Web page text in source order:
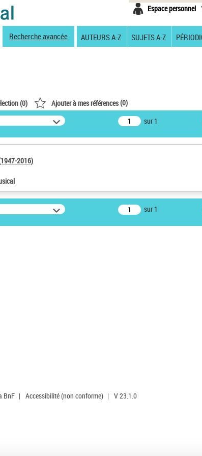
Espace personnel
Recherche avancée AUTEURS A-Z SUJETS A-Z
(0) Ajouter à mes références(0)
sur 1
2016)
sur 1
BnF | Accessibilité (non conforme) | V 23.1.0